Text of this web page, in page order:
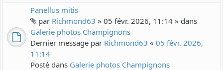
Panellus mitis
par Richmond63 » 05 févr. 2026, 11:14 » dans
Galerie photos Champignons
Dernier message par Richmond63 « 05 févr. 2026,
11:14
Posté dans Galerie photos Champignons